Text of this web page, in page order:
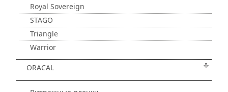
Royal Sovereign
STAGO
Triangle
Warrior
ORACAL